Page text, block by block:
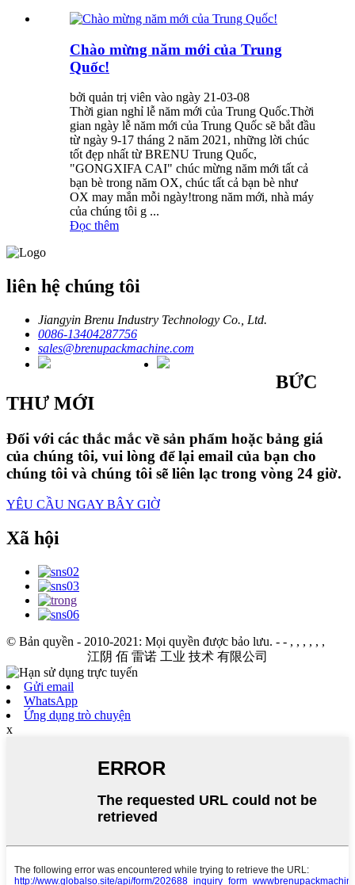
Chào mừng năm mới của Trung
Quốc!
bởi quản trị viên vào ngày 21-03-08
Thời gian nghỉ lễ năm mới của Trung Quốc.Thời
gian ngày lễ năm mới của Trung Quốc sẽ bắt đầu
từ ngày 9-17 tháng 2 năm 2021, những lời chúc
tốt đẹp nhất từ ​​BRENU Trung Quốc,
"GONGXIFA CAI" chúc mừng năm mới tất cả
bạn bè trong năm OX, chúc tất cả bạn bè như
OX may mắn mỗi ngày!trong năm mới, nhà máy
của chúng tôi g ...
Đọc thêm
liên hệ chúng tôi
Jiangyin Brenu Industry Technology Co., Ltd.
0086-13404287756
sales@brenupackmachine.com
BỨC
THƯ MỚI
Đối với các thắc mắc về sản phẩm hoặc bảng giá
của chúng tôi, vui lòng để lại email của bạn cho
chúng tôi và chúng tôi sẽ liên lạc trong vòng 24 giờ.
YÊU CẦU NGAY BÂY GIỜ
Xã hội
© Bản quyền - 2010-2021: Mọi quyền được bảo lưu. - - , , , , , ,
江阴 佰 雷诺 工业 技术 有限公司
Gửi email
WhatsApp
Ứng dụng trò chuyện
x